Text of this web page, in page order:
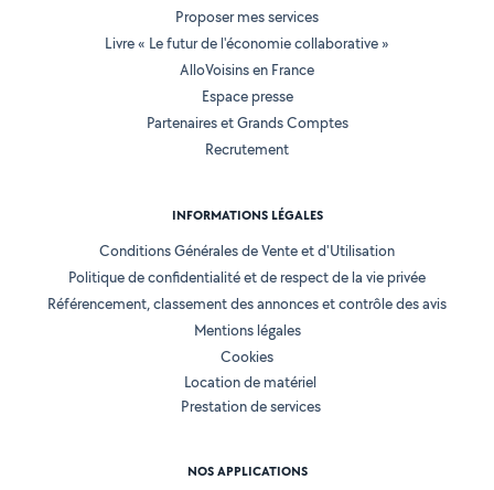
Proposer mes services
Livre « Le futur de l'économie collaborative »
AlloVoisins en France
Espace presse
Partenaires et Grands Comptes
Recrutement
INFORMATIONS LÉGALES
Conditions Générales de Vente et d'Utilisation
Politique de confidentialité et de respect de la vie privée
Référencement, classement des annonces et contrôle des avis
Mentions légales
Cookies
Location de matériel
Prestation de services
NOS APPLICATIONS